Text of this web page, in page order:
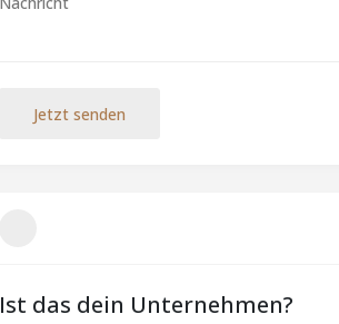
Jetzt senden
Ist das dein Unternehmen?